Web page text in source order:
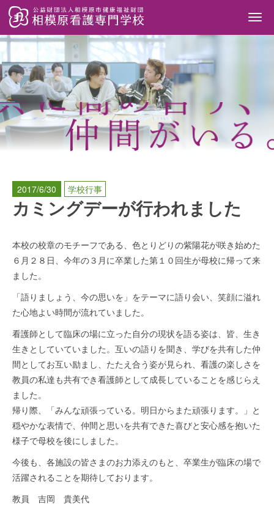
2017/6/30 学校行事
カミングデーが行われました
本校の校章のモチーフである、色とりどりの紫陽花が咲き始めた
６月２８日、今年の３月に卒業した第１０回生が母校に帰って来
ました。
「語りましょう、今の思いを」をテーマに語り会い、笑顔に溢れ
た心地よい時間が流れていました。
看護師として臨床の場に立った自分の現状を語る姿は、皆、生き
生きとしていていました。互いの語りを聞き、学びを共有した仲
間としてお互い励まし、たたえ合う姿が見られ、看護の楽しさを
教員の私達も共有でき看護師として成長していることを感じらえ
ました。
帰り際、「みんな頑張っている。明日からまた頑張ります。」と
穏やかな表情で、仲間と思いを共有できた喜びと安心感を抱いた
様子で母校を後にしました。
今後も、各施設の皆さまのお力添えのもと、卒業生が臨床の場で
活躍されることを期待しております。
教員 吉岡 貴美代